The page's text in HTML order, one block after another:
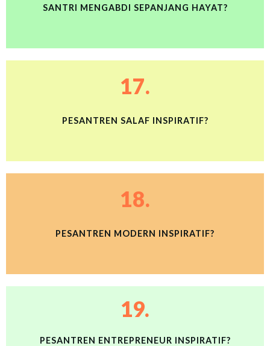
SANTRI MENGABDI SEPANJANG HAYAT?
17.
PESANTREN SALAF INSPIRATIF?
18.
PESANTREN MODERN INSPIRATIF?
19.
PESANTREN ENTREPRENEUR INSPIRATIF?